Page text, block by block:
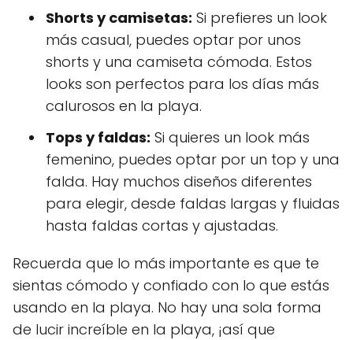
Shorts y camisetas: Si prefieres un look
más casual, puedes optar por unos
shorts y una camiseta cómoda. Estos
looks son perfectos para los días más
calurosos en la playa.
Tops y faldas: Si quieres un look más
femenino, puedes optar por un top y una
falda. Hay muchos diseños diferentes
para elegir, desde faldas largas y fluidas
hasta faldas cortas y ajustadas.
Recuerda que lo más importante es que te
sientas cómodo y confiado con lo que estás
usando en la playa. No hay una sola forma
de lucir increíble en la playa, ¡así que